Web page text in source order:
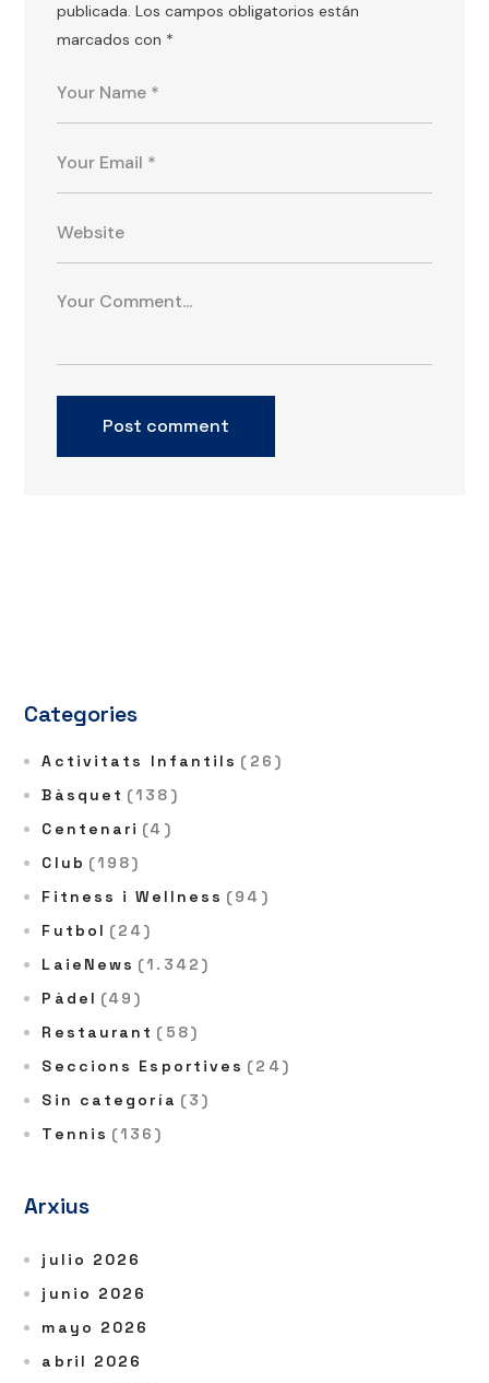
publicada. Los campos obligatorios están
marcados con *
Categories
Activitats Infantils (26)
Bàsquet (138)
Centenari (4)
Club (198)
Fitness i Wellness (94)
Futbol (24)
LaieNews (1.342)
Pàdel (49)
Restaurant (58)
Seccions Esportives (24)
Sin categoría (3)
Tennis (136)
Arxius
julio 2026
junio 2026
mayo 2026
abril 2026